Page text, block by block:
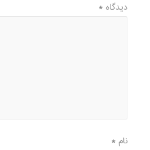
دیدگاه*
نام*